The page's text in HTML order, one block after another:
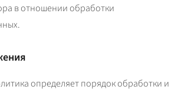
в отношении обработки
определяет порядок обработки и